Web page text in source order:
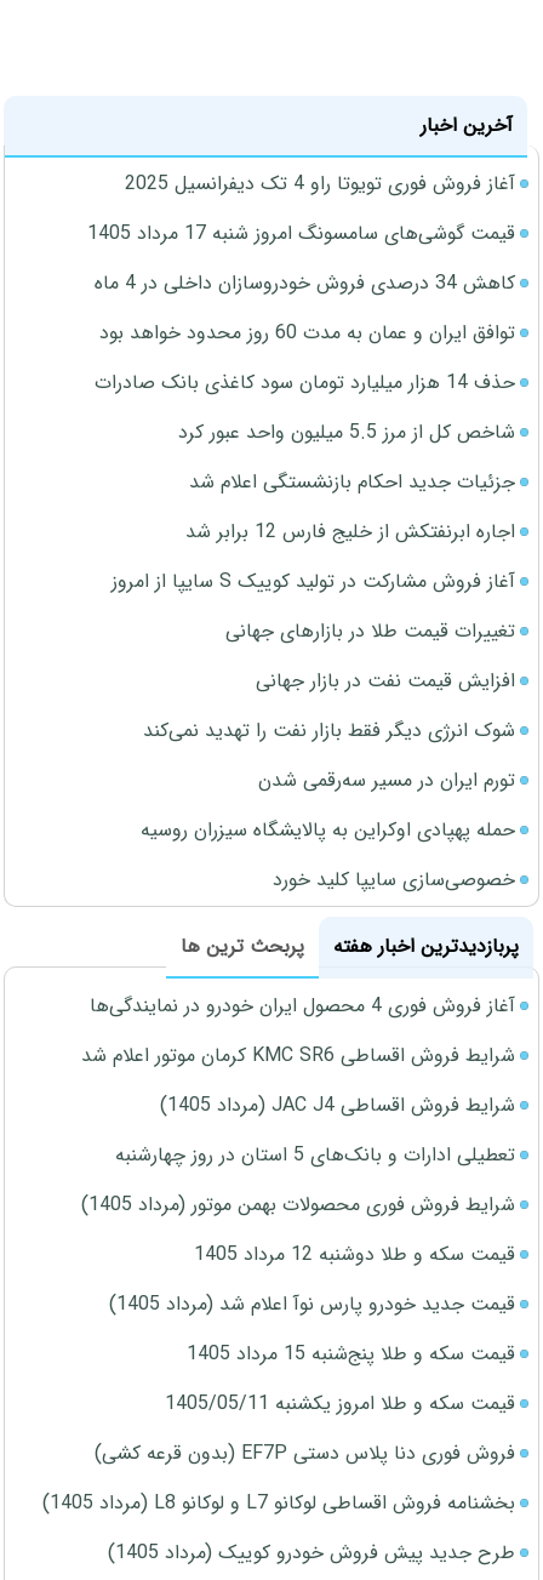
آخرین اخبار
آغاز فروش فوری تویوتا راو 4 تک دیفرانسیل 2025
قیمت گوشی‌های سامسونگ امروز شنبه 17 مرداد 1405
کاهش 34 درصدی فروش خودروسازان داخلی در 4 ماه
توافق ایران و عمان به مدت 60 روز محدود خواهد بود
حذف 14 هزار میلیارد تومان سود کاغذی بانک صادرات
شاخص کل از مرز 5.5 میلیون واحد عبور کرد
جزئیات جدید احکام بازنشستگی اعلام شد
اجاره ابرنفتکش از خلیج فارس 12 برابر شد
آغاز فروش مشارکت در تولید کوییک S سایپا از امروز
تغییرات قیمت طلا در بازارهای جهانی
افزایش قیمت نفت در بازار جهانی
شوک انرژی دیگر فقط بازار نفت را تهدید نمی‌کند
تورم ایران در مسیر سه‌رقمی شدن
حمله پهپادی اوکراین به پالایشگاه سیزران روسیه
خصوصی‌سازی سایپا کلید خورد
پربازدیدترین اخبار هفته
پربحث ترین ها
آغاز فروش فوری 4 محصول ایران خودرو در نمایندگی‌ها
شرایط فروش اقساطی KMC SR6 کرمان موتور اعلام شد
شرایط فروش اقساطی JAC J4 (مرداد 1405)
تعطیلی ادارات و بانک‌های 5 استان در روز چهارشنبه
شرایط فروش فوری محصولات بهمن موتور (مرداد 1405)
قیمت سکه و طلا دوشنبه 12 مرداد 1405
قیمت جدید خودرو پارس نوآ اعلام شد (مرداد 1405)
قیمت سکه و طلا پنج‌شنبه 15 مرداد 1405
قیمت سکه و طلا امروز یکشنبه 1405/05/11
فروش فوری دنا پلاس دستی EF7P (بدون قرعه کشی)
بخشنامه فروش اقساطی لوکانو L7 و لوکانو L8 (مرداد 1405)
طرح جدید پیش فروش خودرو کوییک (مرداد 1405)